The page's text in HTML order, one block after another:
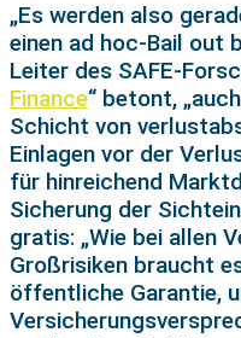
„Es werden also
einen ad hoc-Bail out
Leiter des SAFE-
Finance“ betont,
Schicht von
Einlagen vor der
für hinreichend
Sicherung der
gratis: „Wie bei allen
Großrisiken braucht
öffentliche Garantie,